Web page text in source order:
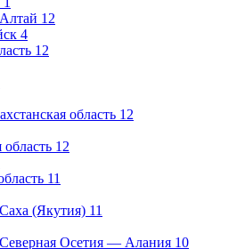
12
4
12
область 12
область 12
11
(Якутия) 11
Осетия — Алания 10